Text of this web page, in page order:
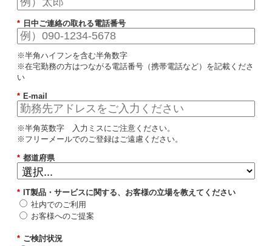
* 日中ご連絡の取れる電話番号
※半角ハイフンを含む半角数字
※在宅勤務の方はつながる電話番号（携帯電話など）を記載くださ
い
* E-mail
※半角英数字 入力ミスにご注意ください。
※フリーメールでのご登録はご遠慮ください。
* 都道府県
* IT製品・サービスに関する、お客様の立場を教えてください
社内でのご利用
お客様へのご提案
* ご検討状況